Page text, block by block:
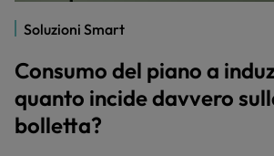
Soluzioni Smart
Consumo del piano a
quanto incide davvero
bolletta?